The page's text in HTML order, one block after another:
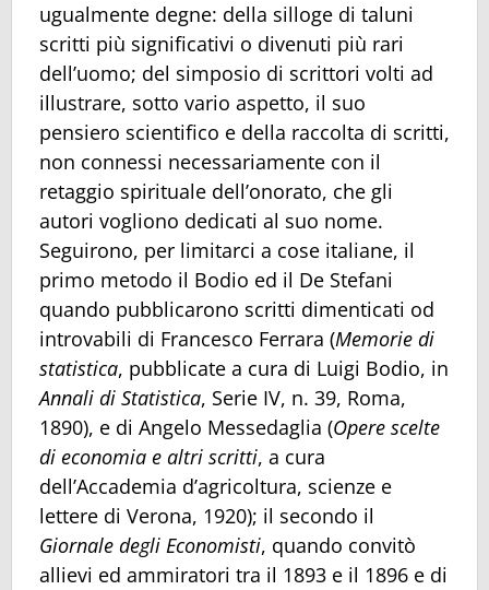
ugualmente degne: della silloge di taluni
scritti più significativi o divenuti più rari
dell’uomo; del simposio di scrittori volti ad
illustrare, sotto vario aspetto, il suo
pensiero scientifico e della raccolta di scritti,
non connessi necessariamente con il
retaggio spirituale dell’onorato, che gli
autori vogliono dedicati al suo nome.
Seguirono, per limitarci a cose italiane, il
primo metodo il Bodio ed il De Stefani
quando pubblicarono scritti dimenticati od
introvabili di Francesco Ferrara (Memorie di
statistica, pubblicate a cura di Luigi Bodio, in
Annali di Statistica, Serie IV, n. 39, Roma,
1890), e di Angelo Messedaglia (Opere scelte
di economia e altri scritti, a cura
dell’Accademia d’agricoltura, scienze e
lettere di Verona, 1920); il secondo il
Giornale degli Economisti, quando convitò
allievi ed ammiratori tra il 1893 e il 1896 e di